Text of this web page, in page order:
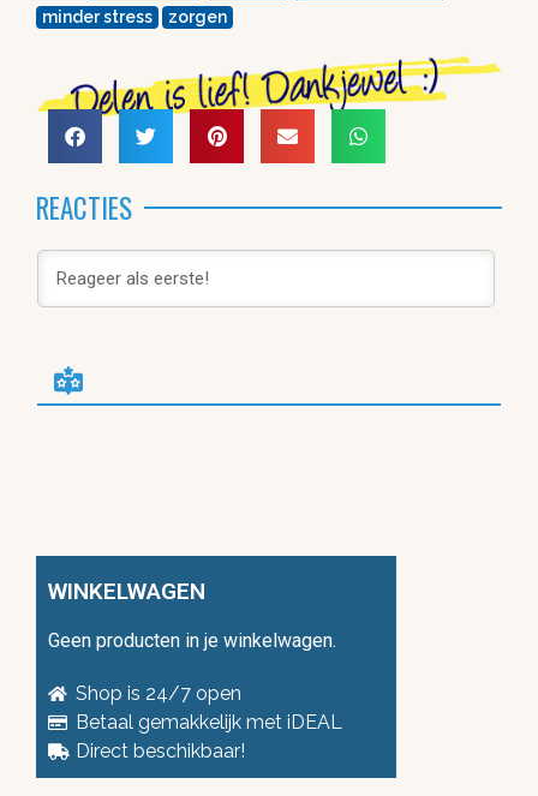
minder stress
zorgen
REACTIES
WINKELWAGEN
Geen producten in je winkelwagen.
Shop is 24/7 open
Betaal gemakkelijk met iDEAL
Direct beschikbaar!